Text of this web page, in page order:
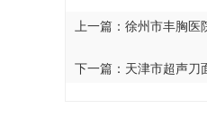
上一篇： 徐州市丰胸医
下一篇： 天津市超声刀